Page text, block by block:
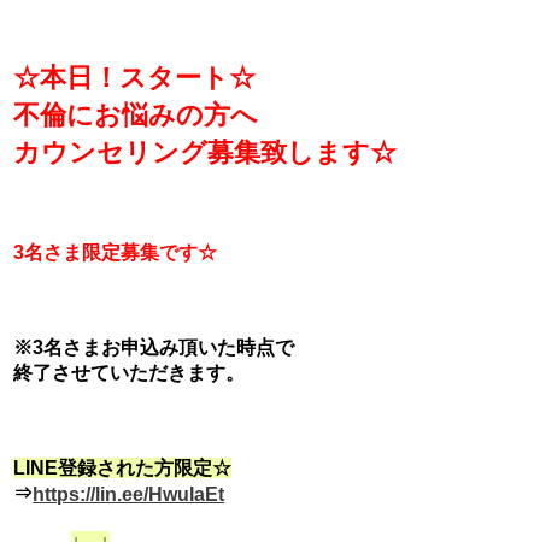
☆本日！スタート☆
不倫にお悩みの方へ
カウンセリング募集致します☆
3名さま限定募集です☆
※3名さまお申込み頂いた時点で
終了させていただきます。
LINE登録された方限定☆
⇒https://lin.ee/HwuIaEt